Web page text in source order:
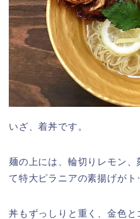
いざ、着丼です。
麺の上には、輪切りレモン
て特大ピラニアの素揚げがト
丼もずっしりと重く、金色